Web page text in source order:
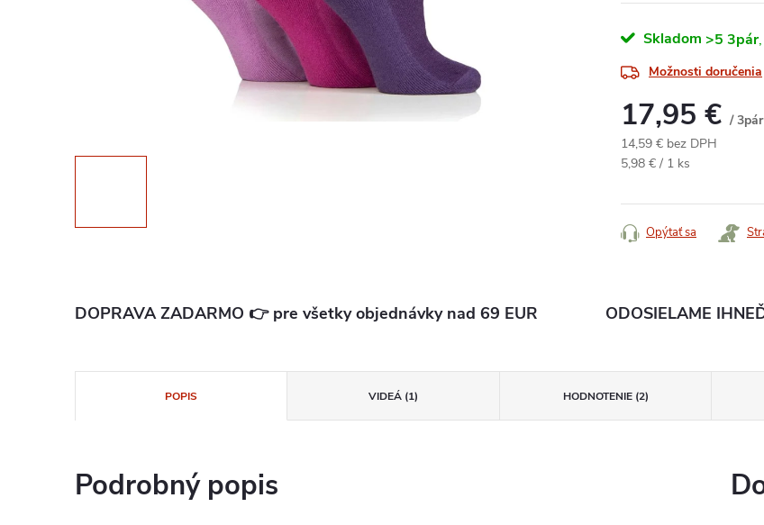
Skladom >5 3pár
Možnosti doručenia
17,95 € / 3pár
14,59 € bez DPH
Jednotková
5,98 € / 1 ks
Opýtať sa
DOPRAVA ZADARMO 👉 pre všetky objednávky nad 69 EUR ODOSIELAME
POPIS VIDEÁ (1) HODNOTENIE (2)
Podrobný popis